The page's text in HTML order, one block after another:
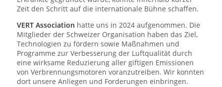
Zeit den Schritt auf die internationale Bühne schaffen.
VERT Association hatte uns in 2024 aufgenommen. Die
Mitglieder der Schweizer Organisation haben das Ziel,
Technologien zu fördern sowie Maßnahmen und
Programme zur Verbesserung der Luftqualität durch
eine wirksame Reduzierung aller giftigen Emissionen
von Verbrennungsmotoren voranzutreiben. Wir konnten
dort unsere Anliegen und Forderungen einbringen.